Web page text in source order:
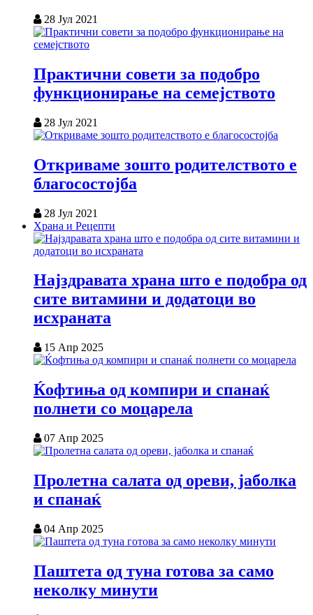
28 Јул 2021
Практични совети за подобро
функционирање на семејството
28 Јул 2021
Откриваме зошто родителството е
благосостојба
28 Јул 2021
Храна и Рецепти
Најздравата храна што е подобра од
сите витамини и додатоци во
исхраната
15 Апр 2025
Ќофтиња од компири и спанаќ
полнети со моцарела
07 Апр 2025
Пролетна салата од ореви, јаболка
и спанаќ
04 Апр 2025
Паштета од туна готова за само
неколку минути